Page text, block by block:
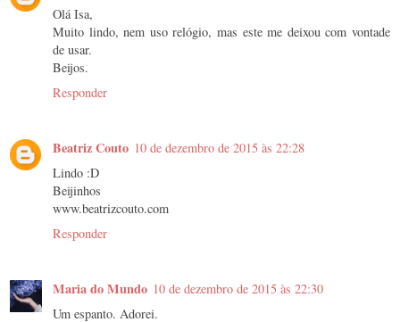
Olá Isa,
Muito lindo, nem uso relógio, mas este me deixou com vontade
de usar.
Beijos.
Responder
Beatriz Couto 10 de dezembro de 2015 às 22:28
Lindo :D
Beijinhos
www.beatrizcouto.com
Responder
Maria do Mundo 10 de dezembro de 2015 às 22:30
Um espanto. Adorei.